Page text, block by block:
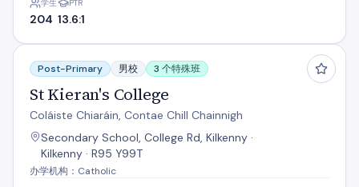
学生
204
PTR
13.6:1
St Kieran's College
Post-Primary 男校 3 个特殊班
St Kieran's College
Coláiste Chiaráin, Contae Chill Chainnigh
Secondary School, College Rd, Kilkenny ·
Kilkenny · R95 Y99T
办学机构：Catholic